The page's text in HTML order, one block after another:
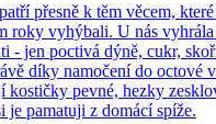
přesně k těm věcem,
roky vyhýbali. U nás vyhrála
- jen poctivá dýně, cukr,
díky namočení do octové
kostičky pevné, hezky
je pamatuji z domácí spíže.